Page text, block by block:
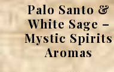
Palo Santo &
White Sage –
Mystic Spirits
Aromas